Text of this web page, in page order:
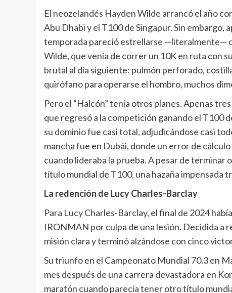
El neozelandés Hayden Wilde arrancó el año
Abu Dhabi y el T100 de Singapur. Sin embargo,
temporada pareció estrellarse —literalmente—
Wilde, que venía de correr un 10K en ruta con
brutal al día siguiente: pulmón perforado,
quirófano para operarse el hombro, muchos
Pero el “Halcón” tenía otros planes. Apenas
que regresó a la competición ganando el T100
su dominio fue casi total, adjudicándose casi
mancha fue en Dubái, donde un error de
cuando lideraba la prueba. A pesar de terminar
título mundial de T100, una hazaña impensada
La redención de Lucy Charles-Barclay
Para Lucy Charles-Barclay, el final de 2024
IRONMAN por culpa de una lesión. Decidida a
misión clara y terminó alzándose con cinco
Su triunfo en el Campeonato Mundial 70.3 en
mes después de una carrera devastadora en
maratón cuando parecía tener otro título